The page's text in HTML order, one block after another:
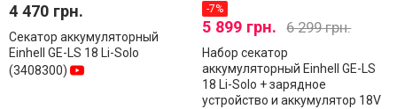
4 470 грн.
Секатор аккумуляторный
Einhell GE-LS 18 Li-Solo
(3408300)
-7%
5 899 грн. 6 299 грн.
Набор секатор
аккумуляторный Einhell GE-LS
18 Li-Solo + зарядное
устройство и аккумулятор 18V